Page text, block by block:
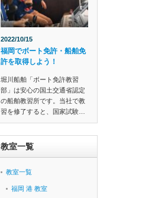
2022/10/15
福岡でボート免許・船舶免
許を取得しよう！
堀川船舶「ボート免許教習
部」は安心の国土交通省認定
の船舶教習所です。当社で教
習を修了すると、国家試験…
教室一覧
教室一覧
福岡 港 教室